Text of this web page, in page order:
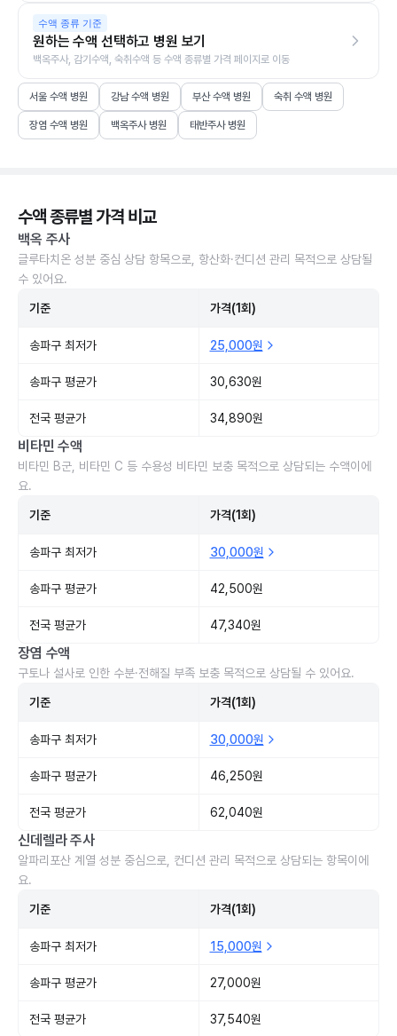
수액 종류 기준
원하는 수액 선택하고 병원 보기
백옥주사, 감기수액, 숙취수액 등 수액 종류별 가격 페이지로 이동
서울 수액 병원 강남 수액 병원 부산 수액 병원 숙취 수액 병원
장염 수액 병원 백옥주사 병원 태반주사 병원
수액 종류별 가격 비교
백옥 주사
글루타치온 성분 중심 상담 항목으로, 항산화·컨디션 관리 목적으로 상담될
수 있어요.
기준 가격(1회)
송파구 최저가 25,000원
송파구 평균가 30,630원
전국 평균가 34,890원
비타민 수액
비타민 B군, 비타민 C 등 수용성 비타민 보충 목적으로 상담되는 수액이에
요.
기준 가격(1회)
송파구 최저가 30,000원
송파구 평균가 42,500원
전국 평균가 47,340원
장염 수액
구토나 설사로 인한 수분·전해질 부족 보충 목적으로 상담될 수 있어요.
기준 가격(1회)
송파구 최저가 30,000원
송파구 평균가 46,250원
전국 평균가 62,040원
신데렐라 주사
알파리포산 계열 성분 중심으로, 컨디션 관리 목적으로 상담되는 항목이에
요.
기준 가격(1회)
송파구 최저가 15,000원
송파구 평균가 27,000원
전국 평균가 37,540원